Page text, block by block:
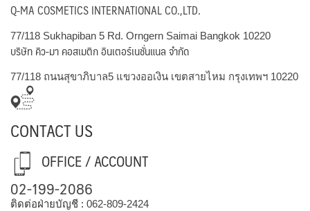
Q-MA COSMETICS INTERNATIONAL CO.,LTD.
77/118 Sukhapiban 5 Rd. Orngern Saimai Bangkok 10220
บริษัท คิว-มา คอสเมติก อินเตอร์เนชั่นแนล จำกัด
77/118 ถนนสุขาภิบาล5 แขวงออเงิน เขตสายไหม กรุงเทพฯ 10220
CONTACT US
OFFICE / ACCOUNT
02-199-2086
ติดต่อฝ่ายบัญชี : 062-809-2424